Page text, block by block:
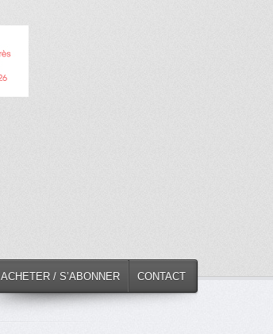
ACHETER / S’ABONNER CONTACT